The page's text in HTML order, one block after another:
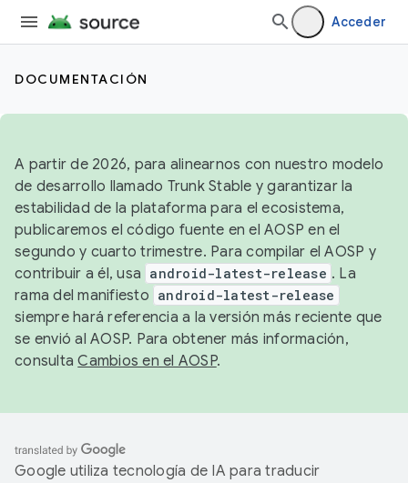
Acceder
DOCUMENTACIÓN
A partir de 2026, para alinearnos con nuestro modelo
de desarrollo llamado Trunk Stable y garantizar la
estabilidad de la plataforma para el ecosistema,
publicaremos el código fuente en el AOSP en el
segundo y cuarto trimestre. Para compilar el AOSP y
contribuir a él, usa android-latest-release . La
rama del manifiesto android-latest-release
siempre hará referencia a la versión más reciente que
se envió al AOSP. Para obtener más información,
consultaCambios en el AOSP.
Google utiliza tecnología de IA para traducir